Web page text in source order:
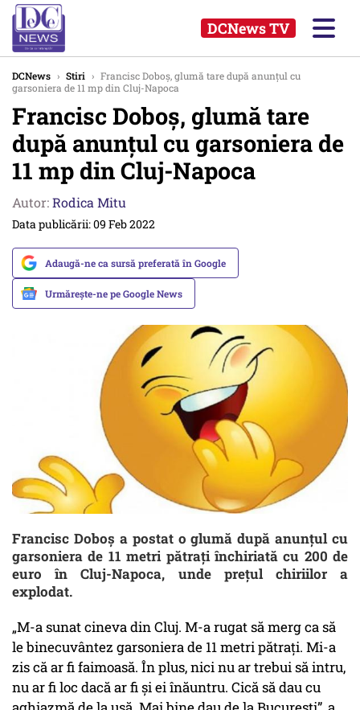
DCNews TV
DCNews › Stiri › Francisc Doboş, glumă tare după anunțul cu
garsoniera de 11 mp din Cluj-Napoca
Francisc Doboş, glumă tare
după anunțul cu garsoniera de
11 mp din Cluj-Napoca
Autor:Rodica Mitu
Data publicării: 09 Feb 2022
Adaugă-ne ca sursă preferată în Google
Urmărește-ne pe Google News
Francisc Doboş a postat o glumă după anunțul cu
garsoniera de 11 metri pătrați închiriată cu 200 de
euro în Cluj-Napoca, unde prețul chiriilor a
explodat.
„M-a sunat cineva din Cluj. M-a rugat să merg ca să
le binecuvântez garsoniera de 11 metri pătrați. Mi-a
zis că ar fi faimoasă. În plus, nici nu ar trebui să intru,
nu ar fi loc dacă ar fi și ei înăuntru. Cică să dau cu